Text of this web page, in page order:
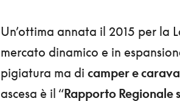
Un’ottima annata il 2015 per la
mercato dinamico e in
pigiatura ma di camper e
ascesa è il “Rapporto Regionale